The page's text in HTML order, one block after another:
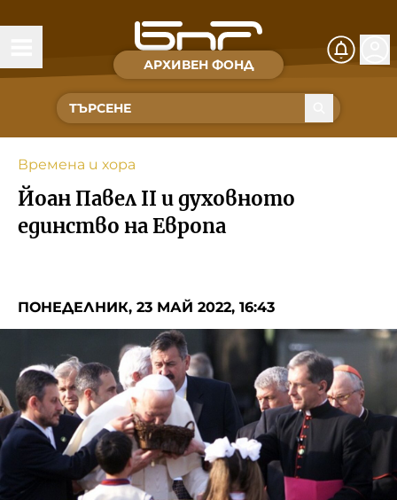
АРХИВЕН ФОНД
Времена и хора
Култура
Музика
Спорт
Съвет за електронни медии
БНР
БНР Новини
Детското.БНР
Времена и хора
Йоан Павел II и духовното
единство на Европа
ПОНЕДЕЛНИК, 23 МАЙ 2022, 16:43